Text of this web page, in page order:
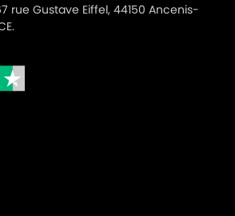
rue Gustave Eiffel, 44150 Ancenis-